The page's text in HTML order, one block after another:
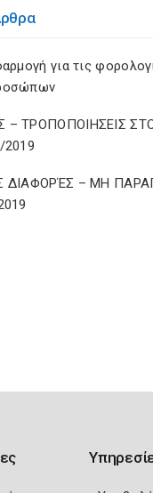
για τις
– ΤΡΟΠΟΠΟΙΗΣΕΙΣ
ΔΙΑΦΟΡΈΣ – ΜΗ